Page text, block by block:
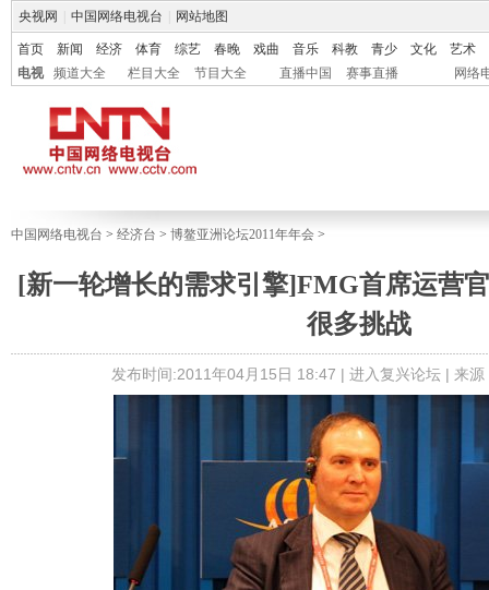
央视网 中国网络电视台 网站地图
首页 新闻 经济 体育 综艺 春晚 戏曲 音乐 科教 青少 文化
艺术
电视
频道大全 栏目大全 节目大全 直播中国 赛事直播 网络
中国网络电视台 > 经济台 > 博鳌亚洲论坛2011年年会 >
[新一轮增长的需求引擎]FMG首席运营
很多挑战
发布时间:2011年04月15日 18:47 | 进入复兴论坛| 来源